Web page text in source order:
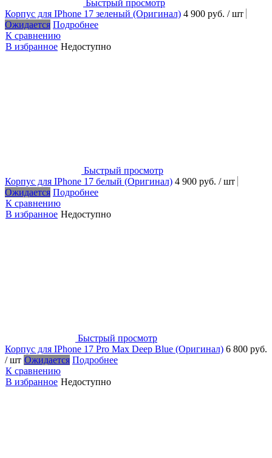
Быстрый просмотр
Корпус для IPhone 17 зеленый (Оригинал) 4 900 руб. / шт
Ожидается Подробнее
К сравнению
В избранное Недоступно
Быстрый просмотр
Корпус для IPhone 17 белый (Оригинал) 4 900 руб. / шт
Ожидается Подробнее
К сравнению
В избранное Недоступно
Быстрый просмотр
Корпус для IPhone 17 Pro Max Deep Blue (Оригинал) 6 800 руб.
/ шт Ожидается Подробнее
К сравнению
В избранное Недоступно